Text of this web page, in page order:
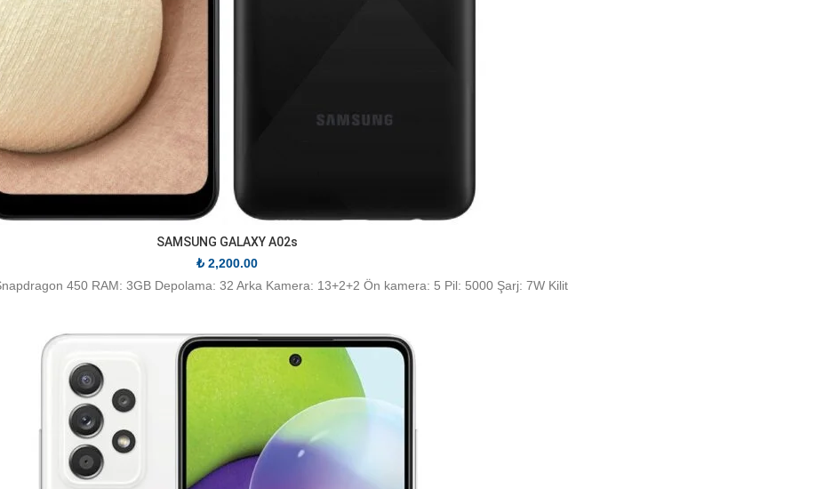
SAMSUNG GALAXY A02s
₺2,200.00
450 RAM: 3GB Depolama: 32 Arka Kamera: 13+2+2 Ön kamera: 5 Pil: 5000 Şarj: 7W Kilit